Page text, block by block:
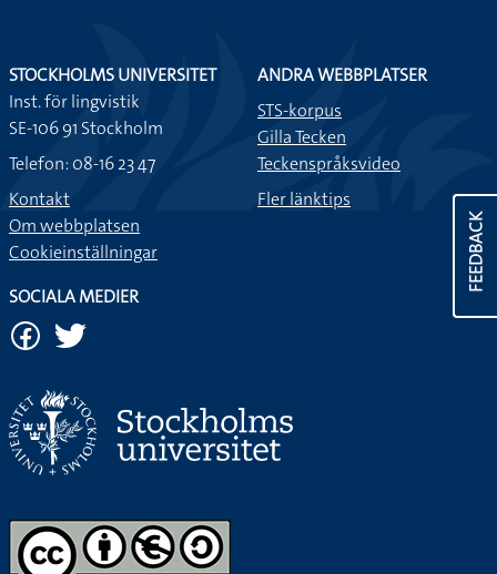
FEEDBACK
STOCKHOLMS UNIVERSITET
Inst. för lingvistik
SE-106 91 Stockholm
Telefon: 08-16 23 47
Kontakt
Om webbplatsen
Cookieinställningar
ANDRA WEBBPLATSER
STS-korpus
Gilla Tecken
Teckenspråksvideo
Fler länktips
SOCIALA MEDIER